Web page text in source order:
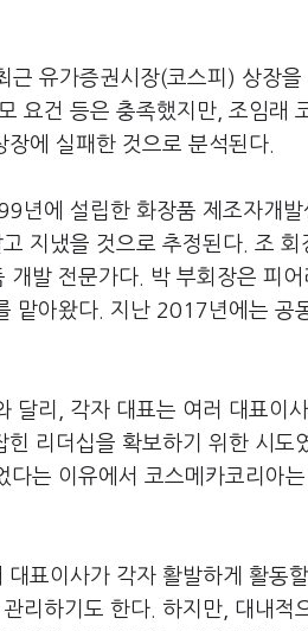
유가증권시장(코스피) 상장
요건 등은 충족했지만, 조임래
에 실패한 것으로 분석된다.
년에 설립한 화장품 제조자개
지냈을 것으로 추정된다. 조 회
발 전문가다. 박 부회장은 피
맡아왔다. 지난 2017년에는 공
달리, 각자 대표는 여러 대표이
리더십을 확보하기 위한 시도
다는 이유에서 코스메카코리아
표이사가 각자 활발하게 활동
리하기도 한다. 하지만, 대내적